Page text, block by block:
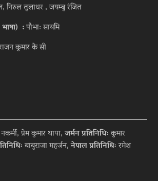
निरुल तुलाधर , जयम्बु रंजित
:पौभा: सायमि
कुमार के सी
नकर्मी, प्रेम कुमार थापा,जर्मन प्रतिनिधिःकुमार
बाबुराजा महर्जन,नेपाल प्रतिनिधिःरमेश